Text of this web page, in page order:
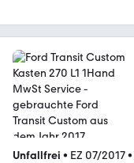
Unfallfrei • EZ 07/2017•